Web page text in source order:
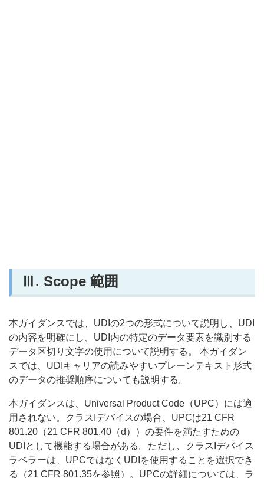
Ⅲ. Scope 範囲
本ガイダンスでは、UDIの2つの形式について説明し、UDI
の内容を明確にし、UDI内の特定のデータ要素を識別する
データ区切り文字の使用について説明する。 本ガイダン
スでは、UDIキャリアの読みやすいプレーンテキスト形式
のデータの推奨順序についても説明する。
本ガイダンスは、Universal Product Code（UPC）には適
用されない。クラスIデバイスの場合、UPCは21 CFR
801.20（21 CFR 801.40（d））の要件を満たすための
UDIとして機能する場合がある。ただし、クラスIデバイス
ラベラーは、UPCではなくUDIを使用することを選択でき
る（21 CFR 801.35を参照）。UPCの詳細については、ラ